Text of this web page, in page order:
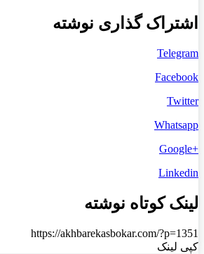
اشتراک گذاری نوشته
Telegram
Facebook
Twitter
Whatsapp
+Google
Linkedin
لینک کوتاه نوشته
https://akhbarekasbokar.com/?p=1351
کپی لینک